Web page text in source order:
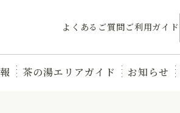
よくあるご質問ご利用ガイド
茶の湯エリアガイド お知らせ